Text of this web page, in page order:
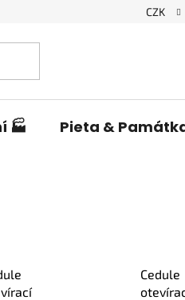
Blog o cedulích a CZK
🏭 Pieta &
Cedule